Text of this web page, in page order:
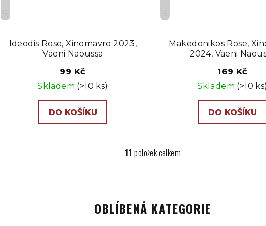
GR
Ideodis Rose, Xinomavro 2023,
Vaeni Naoussa
99 Kč
Skladem (>10 ks)
DO KOŠÍKU
GR
Makedonikos Rose,
2024, Vaeni
169 Kč
Skladem (>10 ks)
DO KOŠÍKU
O
á
d
11 položek celkem
OBLÍBENÁ KATEGORIE